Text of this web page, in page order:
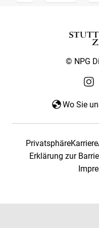
© NPG
Wo Sie
PrivatsphäreKarriere
Erklärung zur